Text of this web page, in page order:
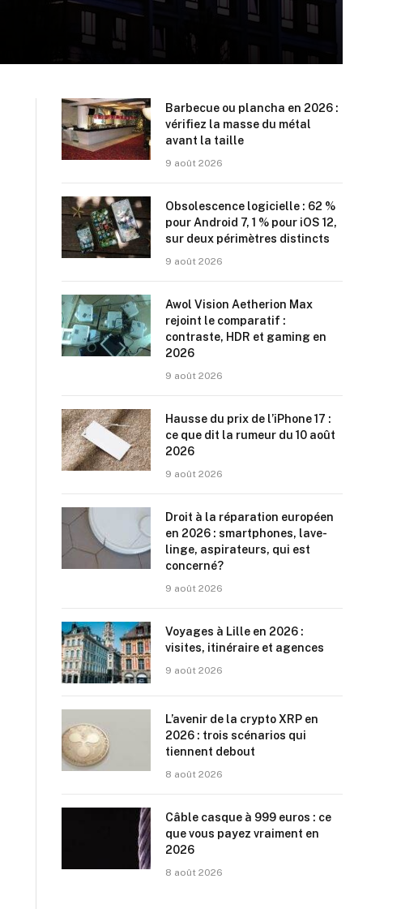
Barbecue ou plancha en 2026 :
vérifiez la masse du métal
avant la taille
9 août 2026
Obsolescence logicielle : 62 %
pour Android 7, 1 % pour iOS 12,
sur deux périmètres distincts
9 août 2026
Awol Vision Aetherion Max
rejoint le comparatif :
contraste, HDR et gaming en
2026
9 août 2026
Hausse du prix de l’iPhone 17 :
ce que dit la rumeur du 10 août
2026
9 août 2026
Droit à la réparation européen
en 2026 : smartphones, lave-
linge, aspirateurs, qui est
concerné?
9 août 2026
Voyages à Lille en 2026 :
visites, itinéraire et agences
9 août 2026
L’avenir de la crypto XRP en
2026 : trois scénarios qui
tiennent debout
8 août 2026
Câble casque à 999 euros : ce
que vous payez vraiment en
2026
8 août 2026